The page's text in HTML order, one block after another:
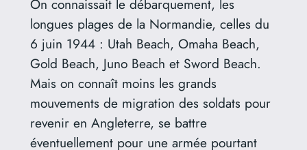
On connaissait le débarquement, les
longues plages de la Normandie, celles du
6 juin 1944 : Utah Beach, Omaha Beach,
Gold Beach, Juno Beach et Sword Beach.
Mais on connaît moins les grands
mouvements de migration des soldats pour
revenir en Angleterre, se battre
éventuellement pour une armée pourtant